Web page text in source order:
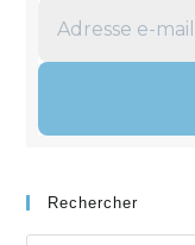
mail
Rechercher